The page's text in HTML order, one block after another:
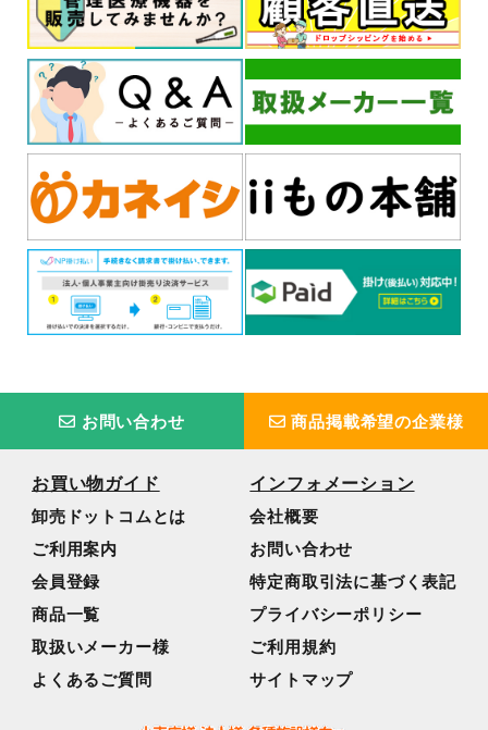
お問い合わせ 商品掲載希望の企業様
お買い物ガイド
卸売ドットコムとは
ご利用案内
会員登録
商品一覧
取扱いメーカー様
よくあるご質問
インフォメーション
会社概要
お問い合わせ
特定商取引法に基づく表記
プライバシーポリシー
ご利用規約
サイトマップ